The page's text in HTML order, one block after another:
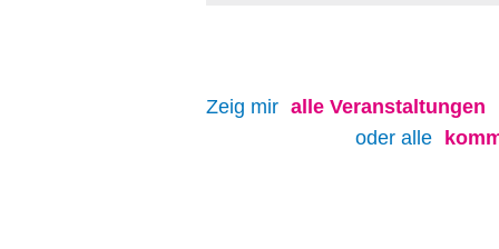
Zeig mir alle Veranstaltungen
oder alle